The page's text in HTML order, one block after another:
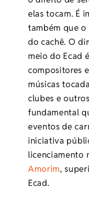
elas tocam. É
também que
do cachê. O
meio do Ecad
compositores
músicas
clubes e
fundamental
eventos de
iniciativa
licenciamento
Amorim,
Ecad.